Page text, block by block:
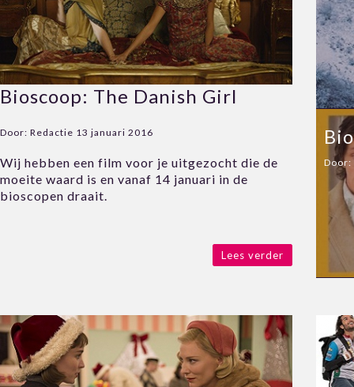
Bioscoop: The Danish Girl
Door: Redactie 13 januari 2016
Wij hebben een film voor je uitgezocht die de
moeite waard is en vanaf 14 januari in de
bioscopen draait.
Lees verder
Door: